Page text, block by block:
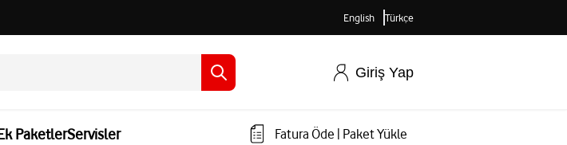
English Türkçe
Giriş Yap
PaketlerServisler Fatura Öde Paket Yükle